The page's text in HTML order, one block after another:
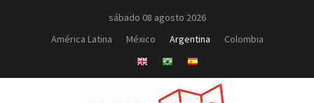
sábado 08 agosto 2026
América Latina
México Argentina Colombia